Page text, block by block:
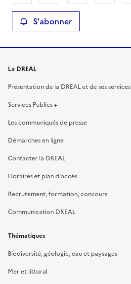
S'abonner
La DREAL
Présentation de la DREAL et de ses services
Services Publics +
Les communiqués de presse
Démarches en ligne
Contacter la DREAL
Horaires et plan d’accès
Recrutement, formation, concours
Communication DREAL
Thématiques
Biodiversité, géologie, eau et paysages
Mer et littoral